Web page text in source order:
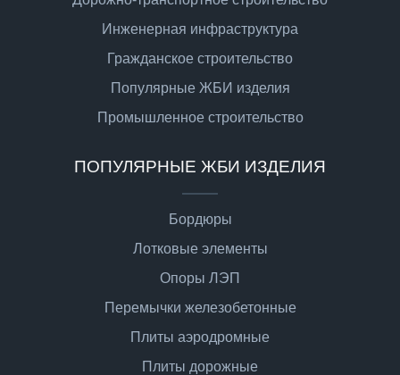
Инженерная инфраструктура
Гражданское строительство
Популярные ЖБИ изделия
Промышленное строительство
ПОПУЛЯРНЫЕ ЖБИ ИЗДЕЛИЯ
Бордюры
Лотковые элементы
Опоры ЛЭП
Перемычки железобетонные
Плиты аэродромные
Плиты дорожные